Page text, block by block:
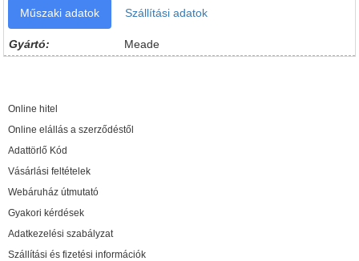
Műszaki adatok Szállítási adatok
Gyártó: Meade
Online hitel
Online elállás a szerződéstől
Adattörlő Kód
Vásárlási feltételek
Webáruház útmutató
Gyakori kérdések
Adatkezelési szabályzat
Szállítási és fizetési információk